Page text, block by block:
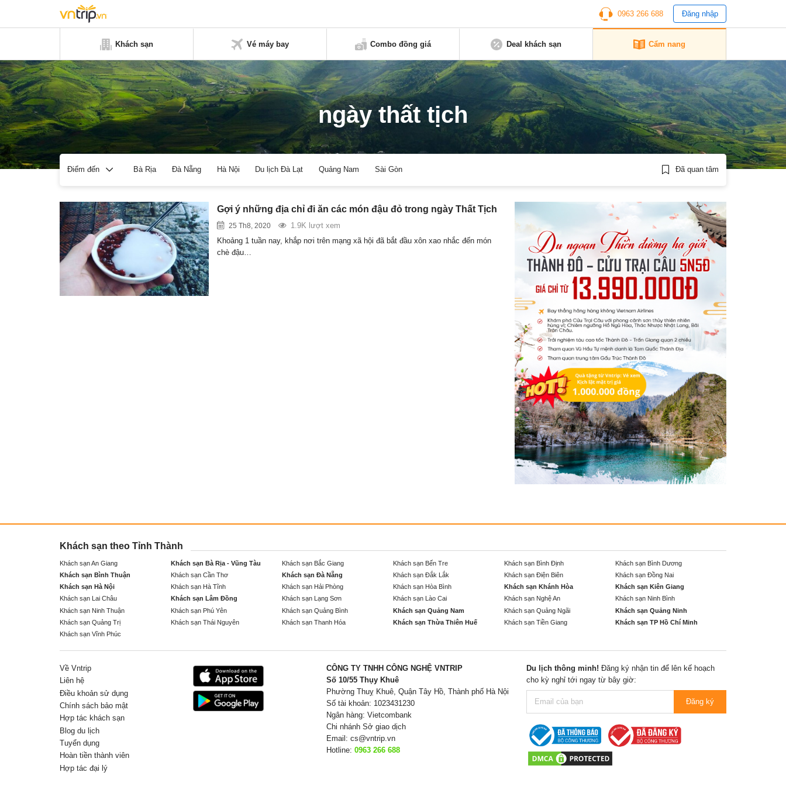
0963 266 688 Đăng nhập
Khách sạn Vé máy bay Combo đồng giá Deal khách sạn Cẩm nang
ngày thất tịch
Điểm đến Bà Rịa Đà Nẵng Hà Nội Du lịch Đà Lạt Quảng Nam Sài Gòn Đã quan tâm
Gợi ý những địa chỉ đi ăn các món đậu đỏ trong ngày Thất Tịch
25 Th8, 2020
1.9K lượt xem
Khoảng 1 tuần nay, khắp nơi trên mạng xã hội đã bắt đầu xôn xao nhắc đến món
chè đậu…
Khách sạn theo Tỉnh Thành
Khách sạn An Giang Khách sạn Bà Rịa - Vũng Tàu Khách sạn Bắc Giang Khách sạn Bến Tre Khách sạn Bình Định
Khách sạn Bình Dương
Khách sạn Bình Thuận
Khách sạn Cần Thơ Khách sạn Đà Nẵng Khách sạn Đắk Lắk Khách sạn Điện Biên
Khách sạn Đồng Nai
Khách sạn Hà Nội
Khách sạn Hà Tĩnh Khách sạn Hải Phòng Khách sạn Hòa Bình Khách sạn Khánh Hòa
Khách sạn Kiên Giang
Khách sạn Lai Châu
Khách sạn Lâm Đồng Khách sạn Lạng Sơn Khách sạn Lào Cai Khách sạn Nghệ An
Khách sạn Ninh Bình
Khách sạn Ninh Thuận
Khách sạn Phú Yên Khách sạn Quảng Bình Khách sạn Quảng Nam Khách sạn Quảng Ngãi
Khách sạn Quảng Ninh
Khách sạn Quảng Trị
Khách sạn Thái Nguyên Khách sạn Thanh Hóa Khách sạn Thừa Thiên Huế Khách sạn Tiền Giang
Khách sạn TP Hồ Chí Minh
Khách sạn Vĩnh Phúc
Về Vntrip
Liên hệ
Điều khoản sử dụng
Chính sách bảo mật
Hợp tác khách sạn
Blog du lịch
Tuyển dụng
Hoàn tiền thành viên
Hợp tác đại lý
CÔNG TY TNHH CÔNG NGHỆ VNTRIP
Số 10/55 Thụy Khuê
Phường Thuỵ Khuê, Quận Tây Hồ, Thành phố Hà Nội
Số tài khoản: 1023431230
Ngân hàng: Vietcombank
Chi nhánh Sở giao dịch
Email: cs@vntrip.vn
Hotline: 0963 266 688
Du lịch thông minh! Đăng ký nhận tin để lên kế hoạch
cho kỳ nghỉ tới ngay từ bây giờ:
Đăng ký